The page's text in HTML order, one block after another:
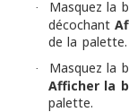
·
Masquez la
décochant
de la palette.
·
Masquez la
Afficher la
palette.